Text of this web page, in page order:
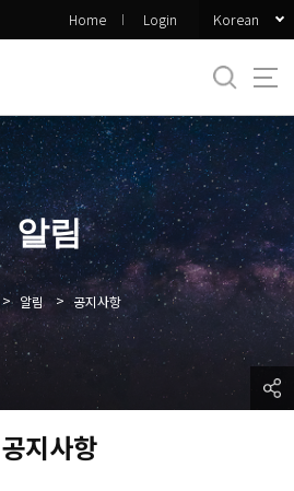
Home Login Korean
알림
> 알림 > 공지사항
공지사항